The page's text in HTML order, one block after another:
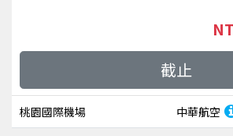
桃園國際機場 中華航空
截止